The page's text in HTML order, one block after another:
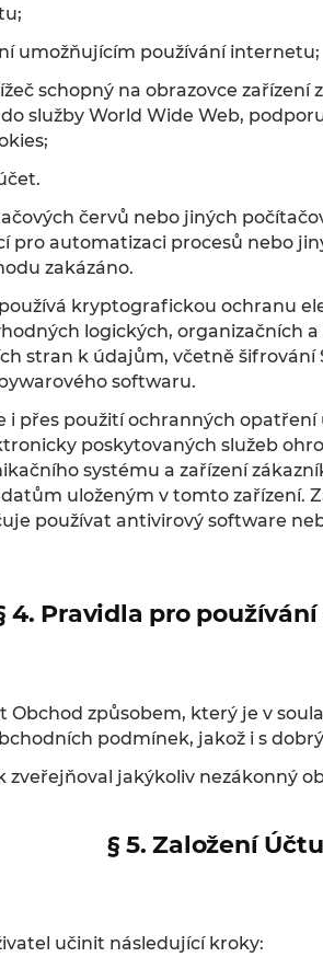
umožňujícím používání internetu;
schopný na obrazovce
služby World Wide Web,
červů nebo jiných
pro automatizaci procesů nebo
zakázáno.
kryptografickou ochranu
logických, organizačních
stran k údajům, včetně šifrování
softwaru.
i přes použití ochranných
poskytovaných služeb
systému a zařízení
uloženým v tomto zařízení.
používat antivirový software
4. Pravidla pro
Obchod způsobem, který je v
podmínek, jakož i s
zveřejňoval jakýkoliv nezákonný
§ 5. Založení Účtu
učinit následující kroky: